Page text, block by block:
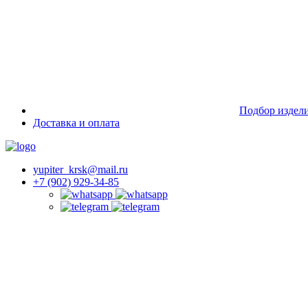
Подбор
Доставка и оплата
yupiter_krsk@mail.ru
+7 (902) 929-34-85